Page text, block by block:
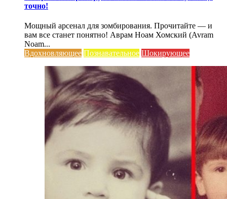
точно!
Мощный арсенал для зомбирования. Прочитайте — и
вам все станет понятно! Аврам Ноам Хомский (Avram
Noam...
Вдохновляющее Познавательное Шокирующее